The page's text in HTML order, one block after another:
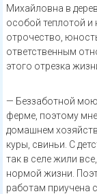
Михайловна в
особой теплотой и
отрочество,
ответственным
этого отрезка
— Беззаботной
ферме, поэтому
домашнем
куры, свиньи. С
так в селе жили
нормой жизни.
работам приучена